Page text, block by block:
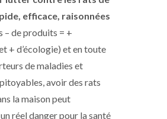
efficace, raisonnées
– de produits = +
+ d’écologie) et en toute
de maladies et
avoir des rats
la maison peut
réel danger pour la santé